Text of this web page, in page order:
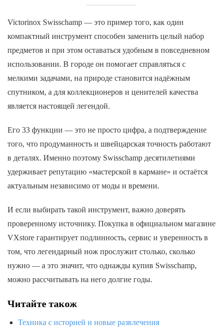
Victorinox Swisschamp — это пример того, как один
компактный инструмент способен заменить целый набор
предметов и при этом оставаться удобным в повседневном
использовании. В городе он помогает справляться с
мелкими задачами, на природе становится надёжным
спутником, а для коллекционеров и ценителей качества
является настоящей легендой.
Его 33 функции — это не просто цифра, а подтверждение
того, что продуманность и швейцарская точность работают
в деталях. Именно поэтому Swisschamp десятилетиями
удерживает репутацию «мастерской в кармане» и остаётся
актуальным независимо от моды и времени.
И если выбирать такой инструмент, важно доверять
проверенному источнику. Покупка в официальном магазине
VXstore гарантирует подлинность, сервис и уверенность в
том, что легендарный нож прослужит столько, сколько
нужно — а это значит, что однажды купив Swisschamp,
можно рассчитывать на него долгие годы.
Читайте також
Техника с историей и новые развлечения